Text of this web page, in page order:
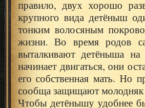
правило, двух хорошо
крупного вида детёныш
тонким волосяным
жизни. Во время родов
выталкивают детёныша
начинает двигаться, они
его собственная мать. Но
сообща защищают
Чтобы детёнышу удобнее